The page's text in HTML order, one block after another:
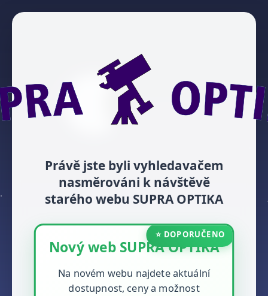
Právě jste byli vyhledavačem
nasměrováni k návštěvě
starého webu SUPRA OPTIKA
⭐ DOPORUČENO
Nový web SUPRA OPTIKA
Na novém webu najdete aktuální
dostupnost, ceny a možnost